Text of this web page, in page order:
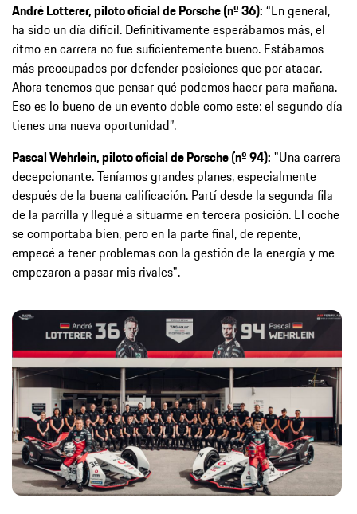
André Lotterer, piloto oficial de Porsche (nº 36): “En general,
ha sido un día difícil. Definitivamente esperábamos más, el
ritmo en carrera no fue suficientemente bueno. Estábamos
más preocupados por defender posiciones que por atacar.
Ahora tenemos que pensar qué podemos hacer para mañana.
Eso es lo bueno de un evento doble como este: el segundo día
tienes una nueva oportunidad”.
Pascal Wehrlein, piloto oficial de Porsche (nº 94): "Una carrera
decepcionante. Teníamos grandes planes, especialmente
después de la buena calificación. Partí desde la segunda fila
de la parrilla y llegué a situarme en tercera posición. El coche
se comportaba bien, pero en la parte final, de repente,
empecé a tener problemas con la gestión de la energía y me
empezaron a pasar mis rivales".